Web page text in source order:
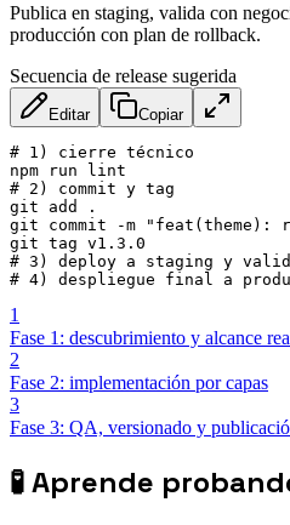
Publica en staging, valida con
producción con plan de rollback.
Secuencia de release sugerida
Editar Copiar
# 1) cierre técnico
npm run lint
# 2) commit y tag
git add .
git commit -m "feat(theme):
git tag v1.3.0
# 3) deploy a staging y
# 4) despliegue final a
1
Fase 1: descubrimiento y alcance
2
Fase 2: implementación por capas
3
Fase 3: QA, versionado y
🧪Aprende